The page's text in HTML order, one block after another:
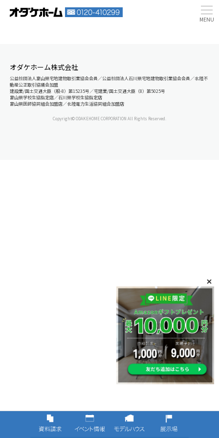
オダケホーム株式会社
公益社団法人富山県宅地建物取引業協会会員／公益社団法人石川県宅地建物取引業協会会員／北陸不
動産公正取引協議会加盟
建設業/国土交通大臣（般-8）第15235号／宅建業/国土交通大臣（8）第5025号
富山県学校生協指定店／石川県学校生協指定店
富山県医師協同組合加盟店／北陸電力生活協同組合加盟店
Copyright© ODAKEHOME CORPORATION All Rights Reserved.